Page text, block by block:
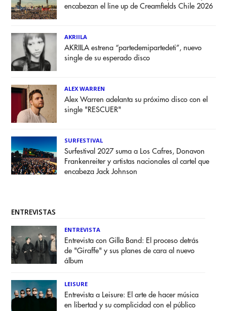
encabezan el line up de Creamfields Chile 2026
AKRIILA
AKRIILA estrena “partedemipartedeti”, nuevo
single de su esperado disco
ALEX WARREN
Alex Warren adelanta su próximo disco con el
single "RESCUER"
SURFESTIVAL
Surfestival 2027 suma a Los Cafres, Donavon
Frankenreiter y artistas nacionales al cartel que
encabeza Jack Johnson
ENTREVISTAS
ENTREVISTA
Entrevista con Gilla Band: El proceso detrás
de "Giraffe" y sus planes de cara al nuevo
álbum
LEISURE
Entrevista a Leisure: El arte de hacer música
en libertad y su complicidad con el público